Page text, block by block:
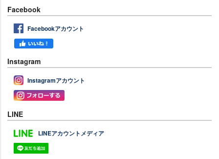
Facebook
Facebookアカウント
Instagram
Instagramアカウント
LINE
LINEアカウントメディア